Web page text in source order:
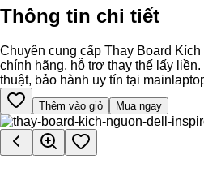
Thông tin chi tiết
Chuyên cung cấp Thay Board
chính hãng, hỗ trợ thay thế lấy
thuật, bảo hành uy tín tại
Thêm vào giỏ Mua ngay